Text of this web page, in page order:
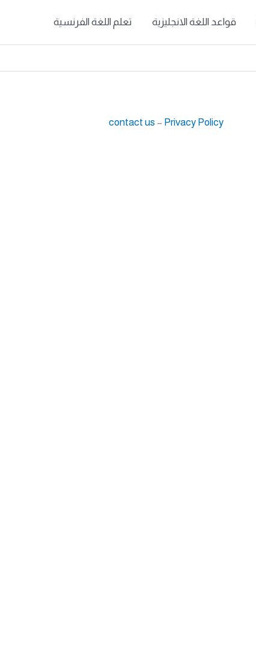
قواعد اللغة الانجليزية تعلم اللغة الفرنسية
contact us – Privacy Policy